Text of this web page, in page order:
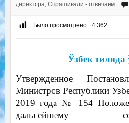
директора, Спрашивали - отвечаем
Было просмотрено 4 362
Ўзбек
Утвержденное
Министров Республики
2019 года № 154
дальнейшему